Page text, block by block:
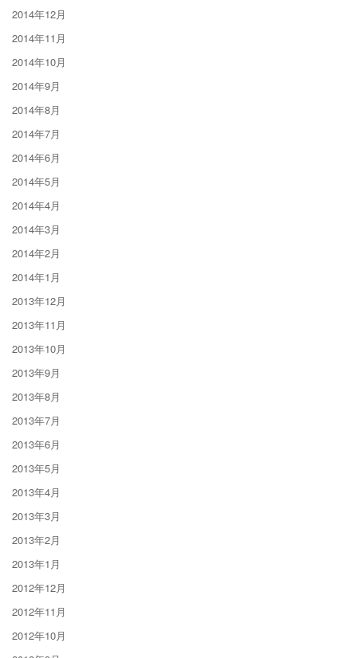
2014年12月
2014年11月
2014年10月
2014年9月
2014年8月
2014年7月
2014年6月
2014年5月
2014年4月
2014年3月
2014年2月
2014年1月
2013年12月
2013年11月
2013年10月
2013年9月
2013年8月
2013年7月
2013年6月
2013年5月
2013年4月
2013年3月
2013年2月
2013年1月
2012年12月
2012年11月
2012年10月